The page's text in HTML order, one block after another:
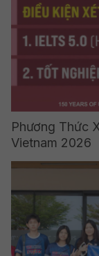
Phương Thức
Vietnam 2026